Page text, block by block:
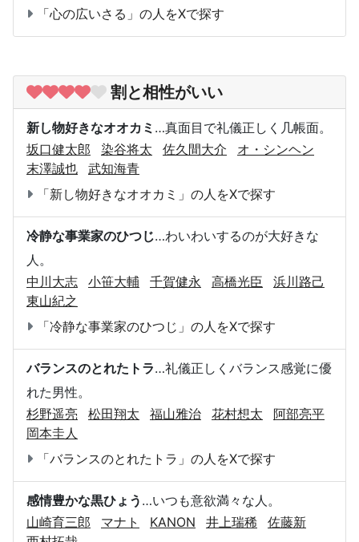
「心の広いさる」の人をXで探す
割と相性がいい
新し物好きなオオカミ …真面目で礼儀正しく几帳面。
坂口健太郎
染谷将太 佐久間大介
オ・シンヘン
末澤誠也
武知海青
「新し物好きなオオカミ」の人をXで探す
冷静な事業家のひつじ…わいわいするのが大好きな
人。
中川大志
小笹大輔 千賀健永 高橋光臣
浜川路己
東山紀之
「冷静な事業家のひつじ」の人をXで探す
バランスのとれたトラ…礼儀正しくバランス感覚に優
れた男性。
杉野遥亮
松田翔太 福山雅治 花村想太
阿部亮平
岡本圭人
「バランスのとれたトラ」の人をXで探す
感情豊かな黒ひょう …いつも意欲満々な人。
山崎育三郎
マナト KANON 井上瑞稀
佐藤新